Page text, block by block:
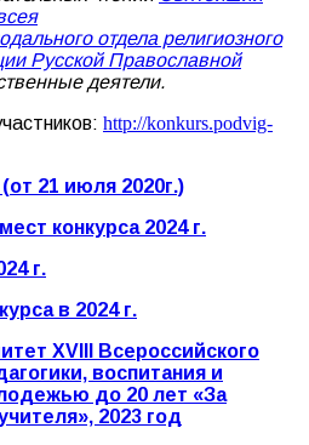
отдела религиозного
Русской Православной
деятели.
http://konkurs.podvig-
21 июля 2020г.)
конкурса 2024 г.
г.
в 2024 г.
XVIII Всероссийского
воспитания и
до 20 лет «За
2023 год